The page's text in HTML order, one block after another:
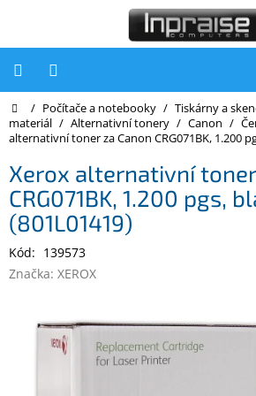
Počítače
Počítače
Notebooky
Tiskárny
slevy
Oblíbené
Domů
/ Počítače a notebooky / Tiskárny a
materiál / Alternativní tonery / Canon /
alternativní toner za Canon CRG071BK, 1.200
Xerox alternativní
CRG071BK, 1.200 pgs,
(801L01419)
Kód: 139573
Značka: XEROX